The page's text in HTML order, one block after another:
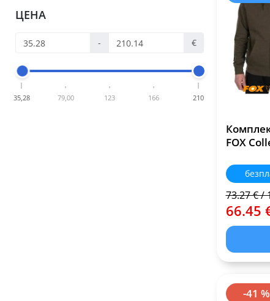
ЦЕНА
- €
35,28 79,00 123 166 210
FOX
73.27 € /
66.45
-41 %